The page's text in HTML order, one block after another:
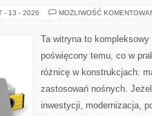
- 13 - 2026 MOŻLIWOŚĆ
Ta witryna to
poświęcony temu, co w
różnicę w konstrukcjach:
zastosowań nośnych.
inwestycji, modernizacja,